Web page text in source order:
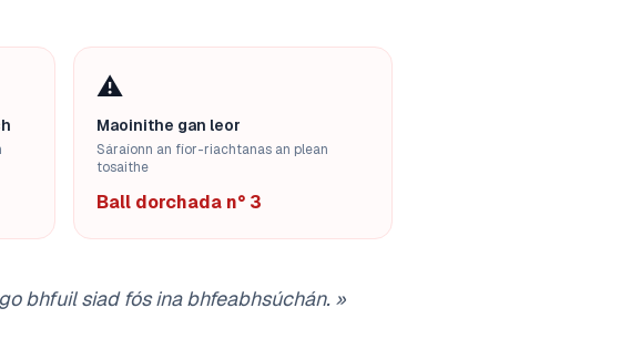
⚠️
Maoinithe gan leor
Sáraíonn an fíor-riachtanas an plean
tosaithe
Ball dorchada n° 3
bhfuil siad fós ina bhfeabhsúchán.»